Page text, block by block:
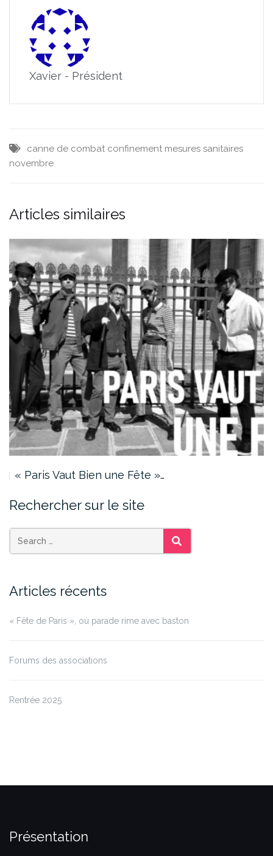
Xavier - Président
canne de combat confinement mesures sanitaires
novembre
Articles similaires
« Paris Vaut Bien une Fête »…
Rechercher sur le site
SEARCH
Articles récents
« Fête de Paris », où parade rime avec baston
Forums des associations
Rentrée 2025
Présentation